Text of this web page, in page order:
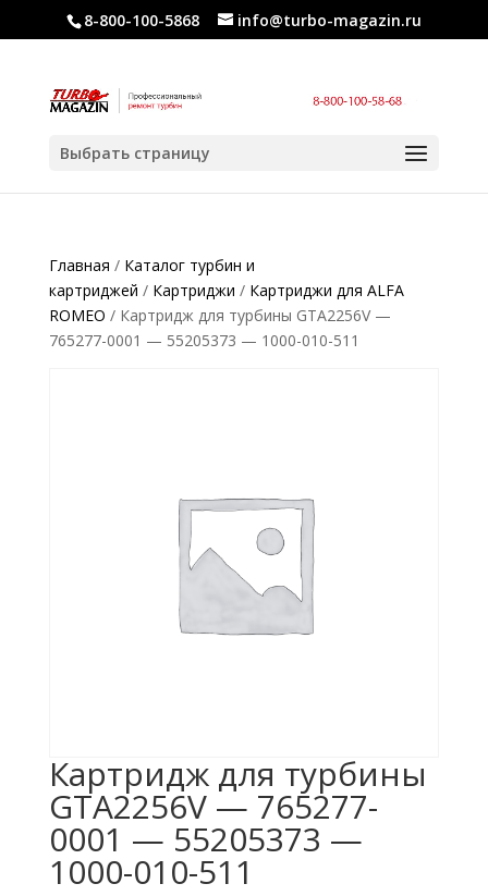
8-800-100-5868 info@turbo-magazin.ru
Выбрать страницу
Главная / Каталог турбин и
картриджей / Картриджи / Картриджи для ALFA
ROMEO / Картридж для турбины GTA2256V —
765277-0001 — 55205373 — 1000-010-511
Картридж для турбины
GTA2256V — 765277-
0001 — 55205373 —
1000-010-511